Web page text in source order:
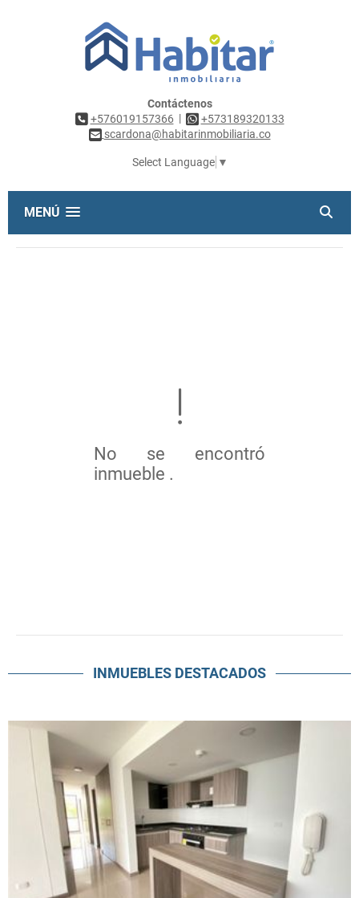
Contáctenos
+576019157366 |
+573189320133
scardona@habitarinmobiliaria.co
Select Language ▼
MENÚ
No se encontró
inmueble .
INMUEBLES DESTACADOS